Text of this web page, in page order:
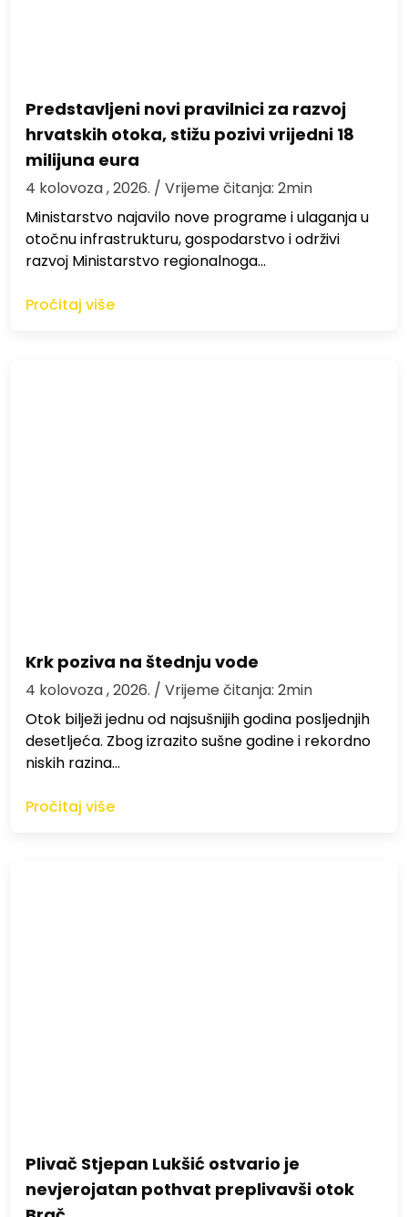
Predstavljeni novi pravilnici za razvoj
hrvatskih otoka, stižu pozivi vrijedni 18
milijuna eura
4 kolovoza , 2026. / Vrijeme čitanja: 2min
Ministarstvo najavilo nove programe i ulaganja u
otočnu infrastrukturu, gospodarstvo i održivi
razvoj Ministarstvo regionalnoga…
Pročitaj više
Krk poziva na štednju vode
4 kolovoza , 2026. / Vrijeme čitanja: 2min
Otok bilježi jednu od najsušnijih godina posljednjih
desetljeća. Zbog izrazito sušne godine i rekordno
niskih razina…
Pročitaj više
Plivač Stjepan Lukšić ostvario je
nevjerojatan pothvat preplivavši otok